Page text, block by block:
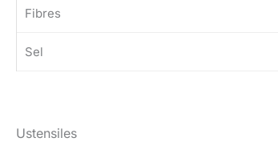
Fibres
Sel
Ustensiles